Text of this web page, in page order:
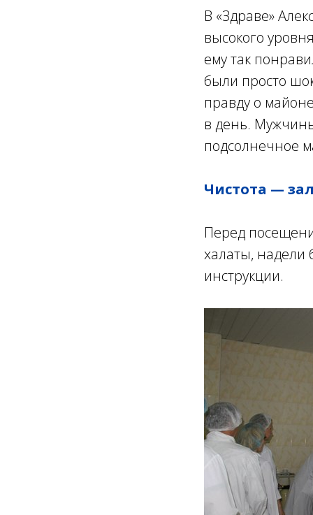
В «Здраве»
высокого
ему так
были просто
правду о
в день.
подсолнечное
Чистота —
Перед
халаты, надели
инструкции.